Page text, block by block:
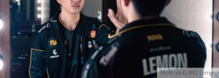
Photo via IG RRQ Lemon